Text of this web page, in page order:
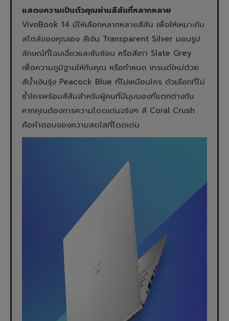
แสดงความเป็นตัวคุณผ่านสีสันที่หลากหลาย
VivoBook 14 มีให้เลือกหลากหลายสีสัน เพื่อให้เหมาะกับ
สไตล์ของคุณเอง สีเงิน Transparent Silver มอบรูป
ลักษณ์ที่โฉบเฉี่ยวและซับซ้อน หรือสีเทา Slate Grey
เพื่อความภูมิฐานให้กับคุณ หรือกำหนด เทรนด์ใหม่ด้วย
สีน้ำเงินรุ้ง Peacock Blue ที่ไม่เหมือนใคร ตัวเลือกที่ไม่
ซ้ำใครพร้อมสีสันสำหรับผู้คนที่มีมุมมองที่แตกต่างกัน
หากคุณต้องการความโดดเด่นจริงๆ สี Coral Crush
คือคำตอบของความสดใสที่โดดเด่น